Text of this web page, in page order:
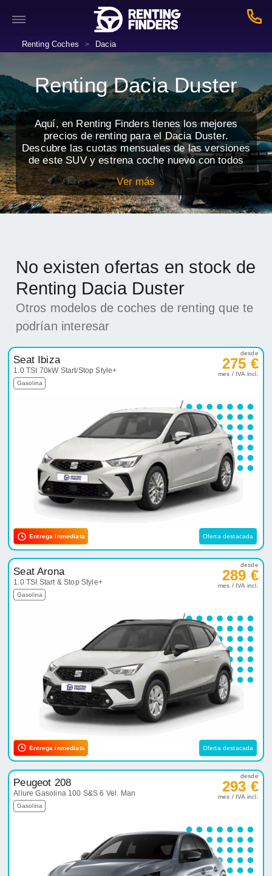
Renting Coches > Dacia
Renting Dacia Duster
Aquí, en Renting Finders tienes los mejores
precios de renting para el Dacia Duster.
Descubre las cuotas mensuales de las versiones
de este SUV y estrena coche nuevo con todos
los servicios incluidos.
Ver más
No existen ofertas en stock de
Renting Dacia Duster
Otros modelos de coches de renting que te
podrían interesar
Seat Ibiza
1.0 TSI 70kW Start/Stop Style+
Gasolina
desde
275 €
mes / IVA incl.
Entrega inmediata Oferta destacada
Seat Arona
1.0 TSI Start & Stop Style+
Gasolina
desde
289 €
mes / IVA incl.
Entrega inmediata Oferta destacada
Peugeot 208
Allure Gasolina 100 S&S 6 Vel. Man
Gasolina
desde
293 €
mes / IVA incl.